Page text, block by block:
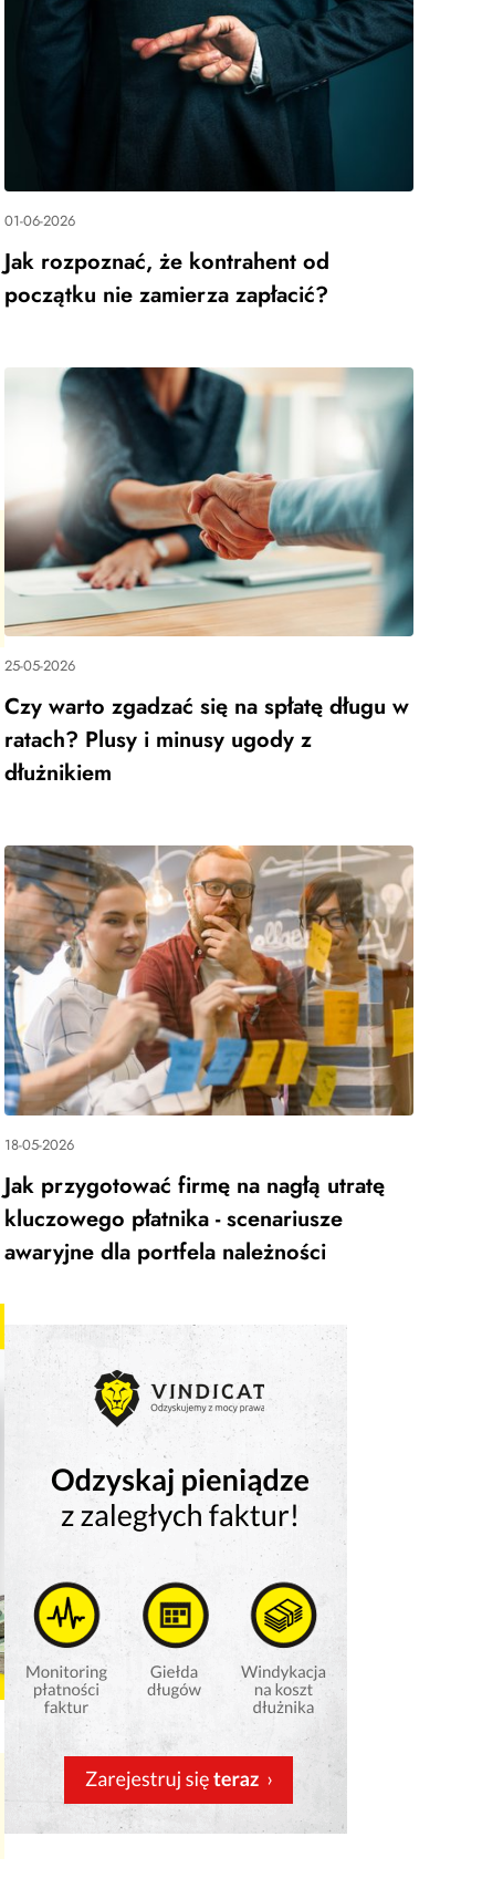
01-06-2026
Jak rozpoznać, że kontrahent od
początku nie zamierza zapłacić?
25-05-2026
Czy warto zgadzać się na spłatę długu w
ratach? Plusy i minusy ugody z
dłużnikiem
18-05-2026
Jak przygotować firmę na nagłą utratę
kluczowego płatnika - scenariusze
awaryjne dla portfela należności